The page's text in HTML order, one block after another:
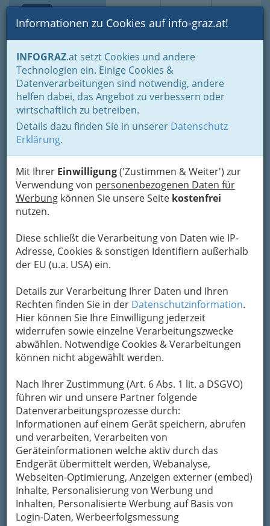
Suche Login Toggle
Informationen zu Cookies auf info-graz.at!
INFOGRAZ.at setzt Cookies und andere
Technologien ein. Einige Cookies &
Datenverarbeitungen sind notwendig, andere
helfen dabei, das Angebot zu verbessern oder
wirtschaftlich zu betreiben.
Details dazu finden Sie in unserer Datenschutz
Erklärung.
Mit Ihrer Einwilligung('Zustimmen & Weiter') zur
Verwendung von personenbezogenen Daten für
Werbung können Sie unsere Seite kostenfrei
nutzen.
Diese schließt die Verarbeitung von Daten wie IP-
Adresse, Cookies & sonstigen Identifiern außerhalb
der EU (u.a. USA) ein.
Details zur Verarbeitung Ihrer Daten und Ihren
Rechten finden Sie in der Datenschutzinformation.
Hier können Sie Ihre Einwilligung jederzeit
widerrufen sowie einzelne Verarbeitungszwecke
abwählen. Notwendige Cookies & Verarbeitungen
können nicht abgewählt werden.
Nach Ihrer Zustimmung (Art. 6 Abs. 1 lit. a DSGVO)
führen wir und unsere Partner folgende
Datenverarbeitungsprozesse durch:
Informationen auf einem Gerät speichern, abrufen
und verarbeiten, Verarbeiten von
Geräteinformationen welche aktiv durch das
Endgerät übermittelt werden, Webanalyse,
Webseiten-Optimierung, Anzeigen externer (embed)
Inhalte, Personalisierung von Werbung und
Inhalten, Personalisierte Werbung auf Basis von
Login-Daten, Werbeerfolgsmessung
Home Branchen
Gewerbe, Handwerk, Banken
Gewerbe & Handwerk, Gliederung der WKO
Sticker, Stricker, Wirker, Weber, Posamentierer & Seiler
Handsticker
Handsticker
So gliedert die WKO
Einfassen von Teppichen
Fleckerlteppicherzeuger
Gold-, Silber- & Perlsticker